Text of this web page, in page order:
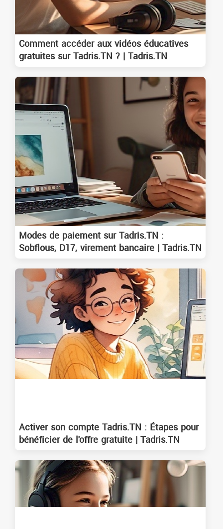
Comment accéder aux vidéos éducatives
gratuites sur Tadris.TN ? | Tadris.TN
Modes de paiement sur Tadris.TN :
Sobflous, D17, virement bancaire | Tadris.TN
Activer son compte Tadris.TN : Étapes pour
bénéficier de l'offre gratuite | Tadris.TN